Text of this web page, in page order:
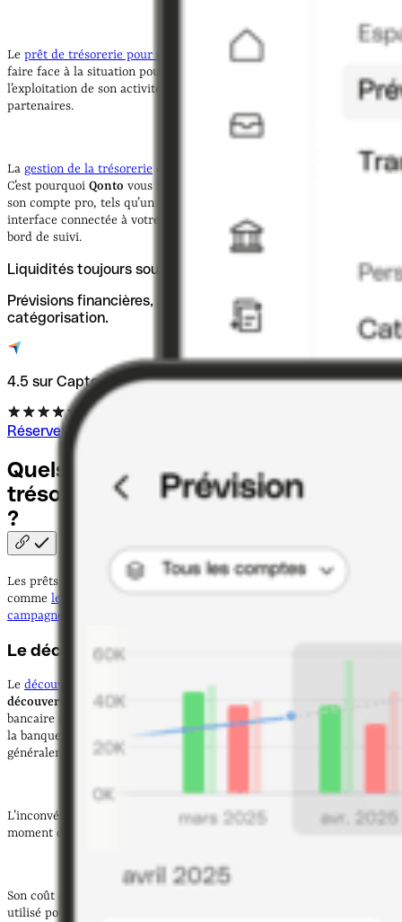
Le prêt de trésorerie pour entreprises
peut alors lui permettre de
faire face à la situation pour maintenir le bon fonctionnement de
l’exploitation de son activité et conserver la confiance de ses
partenaires.
La gestion de la trésorerie de votre entreprise est donc essentielle.
C’est pourquoi Qonto vous met à disposition de nombreux outils avec
son compte pro, tels qu’un logiciel de création de factures, une
interface connectée à votre outil de comptabilité et des tableaux de
bord de suivi.
Liquidités toujours sous contrôle
Prévisions financières, aperçu des transactions et
catégorisation.
4.5 sur Capterra
Réserver une démo
Quels sont les trois types de crédit de
trésorerie destiné aux professionnels
?
Les prêts de trésorerie peuvent prendre diverses formes de crédit,
comme le découvert bancaire
campagne
Le découvert autorisé
Le découvert bancaire professionnel est une
découvert
accordée par votre banque. En pratique, le compte
bancaire de l'emprunteur passe débiteur. Son plafond est défini avec
la banque selon les besoins et l’activité de l’entreprise et n’a
généralement pas de limitation de durée dans le mois.
L’inconvénient majeur est que la banque peut le révoquer à tout
moment contre un préavis de 60 jours.
Son coût est assez élevé en raison du paiement d'agios. Il doit être
utilisé pour faire face à un besoin ponctuel et non régulier.